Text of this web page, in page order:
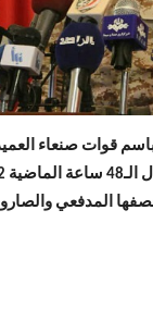
قوات صنعاء
المدفعي